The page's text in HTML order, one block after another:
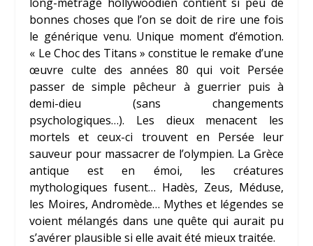
bonnes choses que l’on se doit de rire une fois
le générique venu. Unique moment d’émotion.
« Le Choc des Titans » constitue le remake d’une
œuvre culte des années 80 qui voit Persée
passer de simple pêcheur à guerrier puis à
demi-dieu (sans changements
psychologiques…). Les dieux menacent les
mortels et ceux-ci trouvent en Persée leur
sauveur pour massacrer de l’olympien. La Grèce
antique est en émoi, les créatures
mythologiques fusent… Hadès, Zeus, Méduse,
les Moires, Andromède… Mythes et légendes se
voient mélangés dans une quête qui aurait pu
s’avérer plausible si elle avait été mieux traitée.